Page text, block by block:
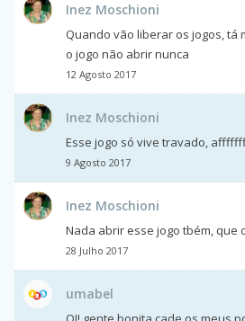
Inez Moschioni
Quando vão liberar os jogos, tá
o jogo não abrir nunca
12 Agosto 2017
Inez Moschioni
Esse jogo só vive travado,
9 Agosto 2017
Inez Moschioni
Nada abrir esse jogo tbém, que
28 Julho 2017
umabel